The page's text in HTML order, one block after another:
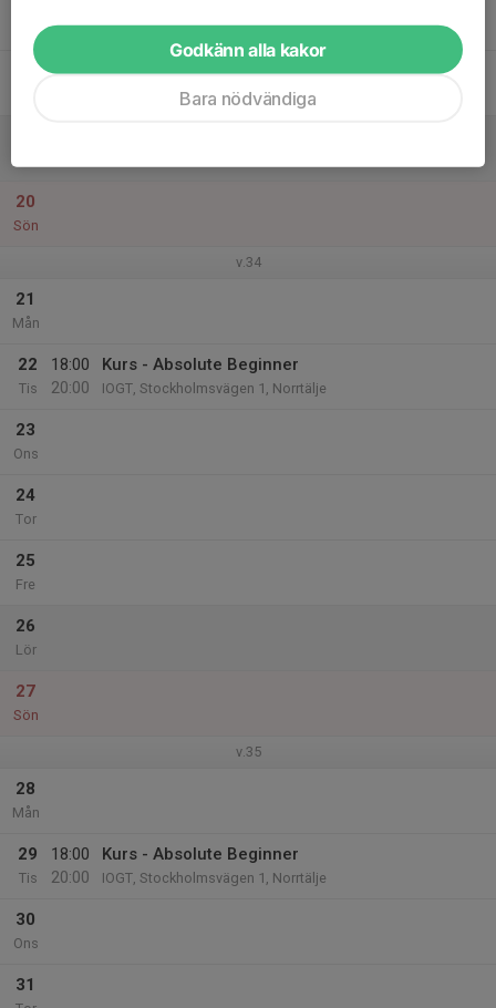
20
Sön
v.34
21
Mån
22
Tis
18:00
20:00
Kurs - Absolute Beginner
IOGT, Stockholmsvägen 1, Norrtälje
23
Ons
24
Tor
25
Fre
26
Lör
27
Sön
v.35
28
Mån
29
Tis
18:00
20:00
Kurs - Absolute Beginner
IOGT, Stockholmsvägen 1, Norrtälje
30
Ons
31
Godkänn alla kakor
Bara nödvändiga